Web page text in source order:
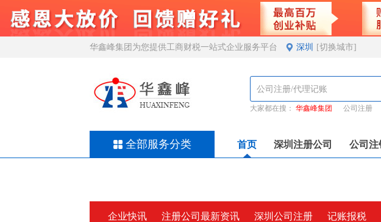
华鑫峰集团为您提供工商财税一站式企业服务平台 深圳 [切换城市]
大家都在搜： 华鑫峰集团 公司注册
全部服务分类 首页 深圳注册公司 公司注
企业快讯 注册公司最新资讯 深圳公司注册 记账报税